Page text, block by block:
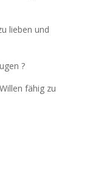
lieben und
?
fähig zu